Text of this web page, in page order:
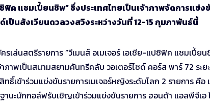
ฟิค แชมเปี้ยนชิพ” ซึ่งประเทศไทยเป็นเจ้าภาพจัดการแ
เป็นสังเวียนดวลวงสวิงระหว่างวันที่ 12-15 กุมภาพันธ์นี้
เล่นสตรีรายการ “วีเมนส์ อเมเจอร์ เอเชีย-แปซิฟิค แชมเปี้ย
ภาพเป็นสนามสยามคันทรีคลับ วอเตอร์ไซด์ คอร์ส พาร์ 72 ระ
ทธิ์เข้าร่วมแข่งขันรายการเมเจอร์หญิงระดับโลก 2 รายการ คือ
านะนักกอล์ฟรับเชิญเข้าร่วมแข่งขันรายการ ฮอนด้า แอลพีจีเ